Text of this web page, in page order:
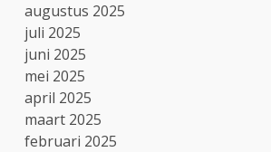
augustus 2025
juli 2025
juni 2025
mei 2025
april 2025
maart 2025
februari 2025